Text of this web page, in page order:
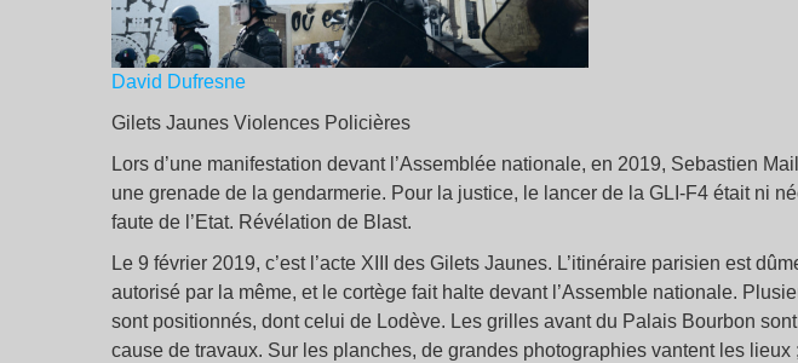
David Dufresne
Gilets Jaunes Violences Policières
Lors d’une manifestation devant l’Assemblée nationale, en 2019, Sebastien
une grenade de la gendarmerie. Pour la justice, le lancer de la GLI-F4 était ni
faute de l’Etat. Révélation de Blast.
Le 9 février 2019, c’est l’acte XIII des Gilets Jaunes. L’itinéraire parisien est
autorisé par la même, et le cortège fait halte devant l’Assemble nationale.
sont positionnés, dont celui de Lodève. Les grilles avant du Palais Bourbon
cause de travaux. Sur les planches, de grandes photographies vantent les lieux